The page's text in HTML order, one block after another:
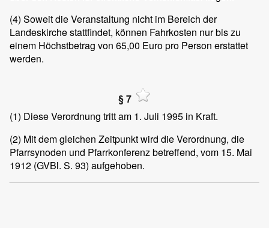
(4) Soweit die Veranstaltung nicht im Bereich der
Landeskirche stattfindet, können Fahrkosten nur bis zu
einem Höchstbetrag von 65,00 Euro pro Person erstattet
werden.
§ 7
(1) Diese Verordnung tritt am 1. Juli 1995 in Kraft.
(2) Mit dem gleichen Zeitpunkt wird die Verordnung, die
Pfarrsynoden und Pfarrkonferenz betreffend, vom 15. Mai
1912 (GVBl. S. 93) aufgehoben.